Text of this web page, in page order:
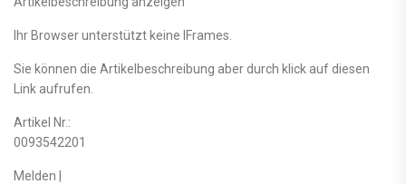
Ihr Browser unterstützt keine IFrames.
Sie können die Artikelbeschreibung aber durch klick auf diesen
Link aufrufen.
Artikel Nr.:
0093542201
Melden |